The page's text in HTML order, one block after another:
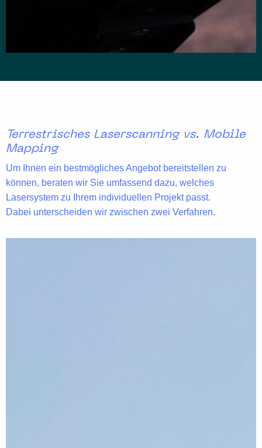
Terrestrisches Laserscanning vs. Mobile
Mapping
Um Ihnen ein bestmögliches Angebot bereitstellen zu
können, beraten wir Sie umfassend dazu, welches
Lasersystem zu Ihrem individuellen Projekt passt.
Dabei unterscheiden wir zwischen zwei Verfahren.